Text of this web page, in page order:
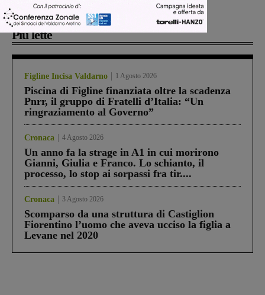
Più lette
Figline Incisa Valdarno 1 Agosto 2026
Piscina di Figline finanziata oltre la scadenza
Pnrr, il gruppo di Fratelli d’Italia: “Un
ringraziamento al Governo”
Cronaca 4 Agosto 2026
Un anno fa la strage in A1 in cui morirono
Gianni, Giulia e Franco. Lo schianto, il
processo, lo stop ai sorpassi fra tir....
Cronaca 3 Agosto 2026
Scomparso da una struttura di Castiglion
Fiorentino l’uomo che aveva ucciso la figlia a
Levane nel 2020